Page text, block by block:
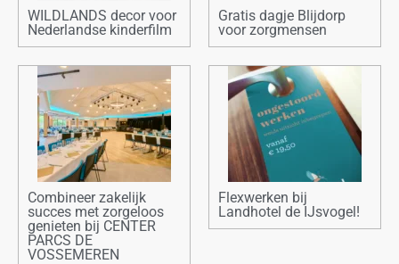
WILDLANDS decor voor
Nederlandse kinderfilm
Gratis dagje Blijdorp
voor zorgmensen
Combineer zakelijk
succes met zorgeloos
genieten bij CENTER
PARCS DE
VOSSEMEREN
Flexwerken bij
Landhotel de IJsvogel!